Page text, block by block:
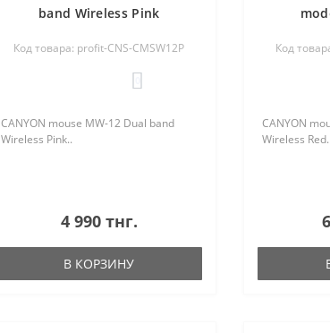
band Wireless Pink
Код товара: profit-CNS-CMSW12P
CANYON mouse MW-12 Dual band
Wireless Pink..
4 990 тнг.
В КОРЗИНУ
Код
CANYON
Wireless Red..